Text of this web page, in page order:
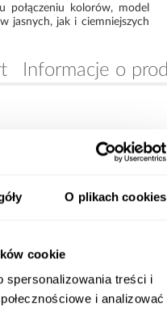
O plikach cookies
cookie
spersonalizowania treści i
i analizować
połączeniu kolorów, model
jasnych, jak i ciemniejszych
Informacje o